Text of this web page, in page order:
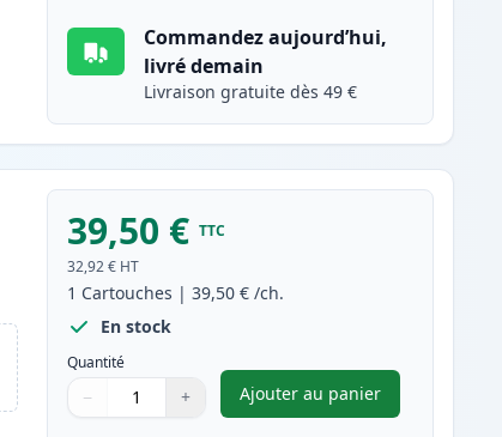
Commandez aujourd’hui,
livré demain
Livraison gratuite dès 49 €
39,50 € TTC
32,92 € HT
1 Cartouches |39,50 € /ch.
En stock
Quantité
Quantité
Utilisez les boutons pour ajuster
− +
Quantité
Ajouter au panier
,Brother TN242M